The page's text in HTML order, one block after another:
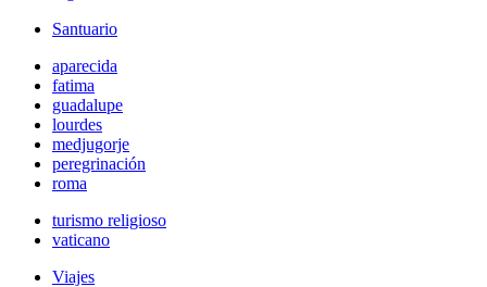
Santuario
aparecida
fatima
guadalupe
lourdes
medjugorje
peregrinación
roma
turismo religioso
vaticano
Viajes